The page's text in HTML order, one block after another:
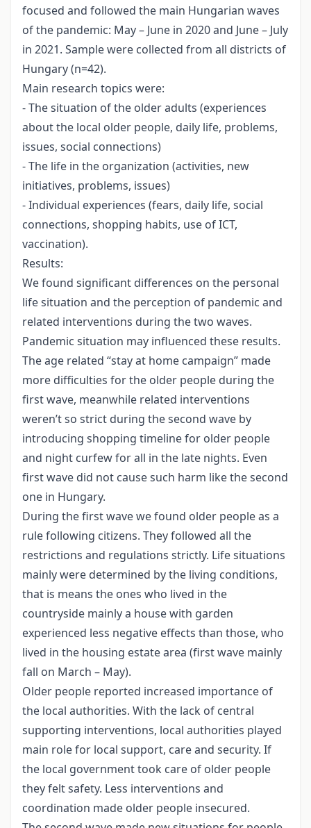
focused and followed the main Hungarian waves
of the pandemic: May – June in 2020 and June – July
in 2021. Sample were collected from all districts of
Hungary (n=42).
Main research topics were:
- The situation of the older adults (experiences
about the local older people, daily life, problems,
issues, social connections)
- The life in the organization (activities, new
initiatives, problems, issues)
- Individual experiences (fears, daily life, social
connections, shopping habits, use of ICT,
vaccination).
Results:
We found significant differences on the personal
life situation and the perception of pandemic and
related interventions during the two waves.
Pandemic situation may influenced these results.
The age related “stay at home campaign” made
more difficulties for the older people during the
first wave, meanwhile related interventions
weren’t so strict during the second wave by
introducing shopping timeline for older people
and night curfew for all in the late nights. Even
first wave did not cause such harm like the second
one in Hungary.
During the first wave we found older people as a
rule following citizens. They followed all the
restrictions and regulations strictly. Life situations
mainly were determined by the living conditions,
that is means the ones who lived in the
countryside mainly a house with garden
experienced less negative effects than those, who
lived in the housing estate area (first wave mainly
fall on March – May).
Older people reported increased importance of
the local authorities. With the lack of central
supporting interventions, local authorities played
main role for local support, care and security. If
the local government took care of older people
they felt safety. Less interventions and
coordination made older people insecured.